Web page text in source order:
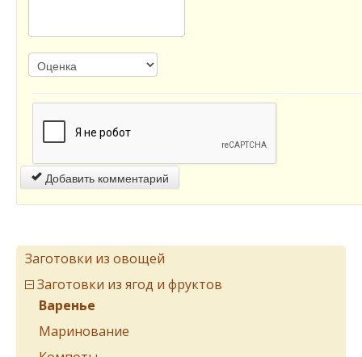
Добавить комментарий
Заготовки из овощей
Заготовки из ягод и фруктов
Варенье
Маринование